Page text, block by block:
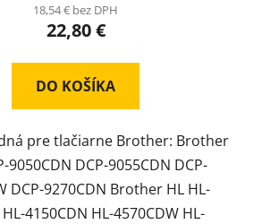
18,54 € bez DPH
22,80 €
DO KOŠÍKA
pre tlačiarne Brother: Brother
9050CDN DCP-9055CDN DCP-
DCP-9270CDN Brother HL HL-
4150CDN HL-4570CDW HL-